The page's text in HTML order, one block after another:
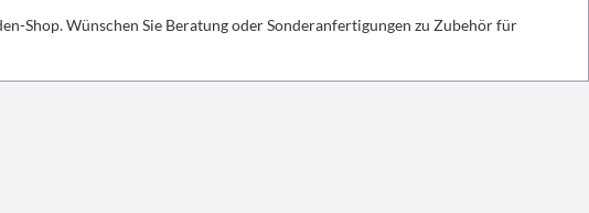
Shop. Wünschen Sie Beratung oder Sonderanfertigungen zu Zubehör für